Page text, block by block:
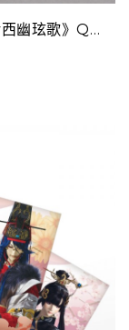
玹歌》Q版
)